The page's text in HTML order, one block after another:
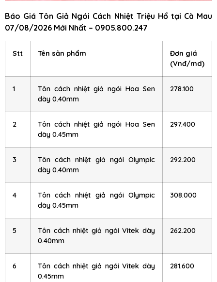
Báo Giá Tôn Giả Ngói Cách Nhiệt Triệu Hổ tại Cà Mau
07/08/2026 Mới Nhất – 0905.800.247
Stt Tên sản phẩm
Đơn giá
(Vnđ/md)
1
Tôn cách nhiệt giả ngói Hoa Sen
dày 0.40mm
278.100
2
Tôn cách nhiệt giả ngói Hoa Sen
dày 0.45mm
297.400
3
Tôn cách nhiệt giả ngói Olympic
dày 0.40mm
292.200
4
Tôn cách nhiệt giả ngói Olympic
dày 0.45mm
308.000
5
Tôn cách nhiệt giả ngói Vitek dày
0.40mm
262.200
6
Tôn cách nhiệt giả ngói Vitek dày
0.45mm
281.600